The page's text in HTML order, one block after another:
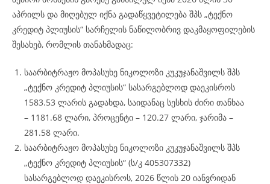
აპრილს და მიღებულ იქნა გადაწყვეტილება შპს „ტექნო
კრედიტ პლიუსის“ სარჩელის ნაწილობრივ დაკმაყოფილების
შესახებ, რომლის თანახმადაც:
საარბიტრაჟო მოპასუხე ნიკოლოზი კუკუჯანაშვილს შპს
„ტექნო კრედიტ პლიუსის“ სასარგებლოდ დაეკისროს
1583.53 ლარის გადახდა, საიდანაც სესხის ძირი თანხაა
– 1181.68 ლარი, პროცენტი – 120.27 ლარი, ჯარიმა –
281.58 ლარი.
საარბიტრაჟო მოპასუხე ნიკოლოზი კუკუჯანაშვილს შპს
„ტექნო კრედიტ პლიუსის“ (ს/კ 405307332)
სასარგებლოდ დაეკისროს, 2026 წლის 20 იანვრიდან